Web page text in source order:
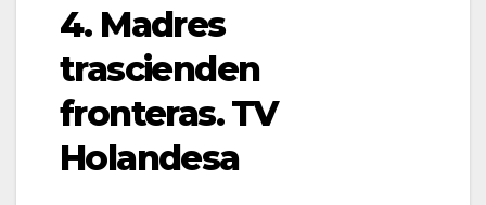
4. Madres
trascienden
fronteras. TV
Holandesa